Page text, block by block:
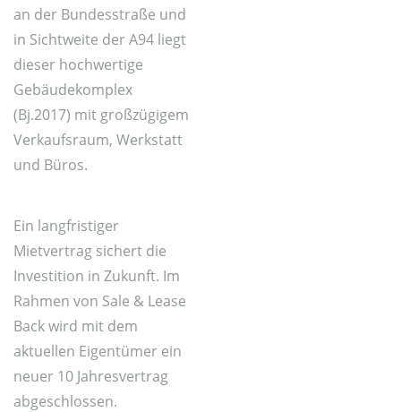
an der Bundesstraße und
in Sichtweite der A94 liegt
dieser hochwertige
Gebäudekomplex
(Bj.2017) mit großzügigem
Verkaufsraum, Werkstatt
und Büros.
Ein langfristiger
Mietvertrag sichert die
Investition in Zukunft. Im
Rahmen von Sale & Lease
Back wird mit dem
aktuellen Eigentümer ein
neuer 10 Jahresvertrag
abgeschlossen.